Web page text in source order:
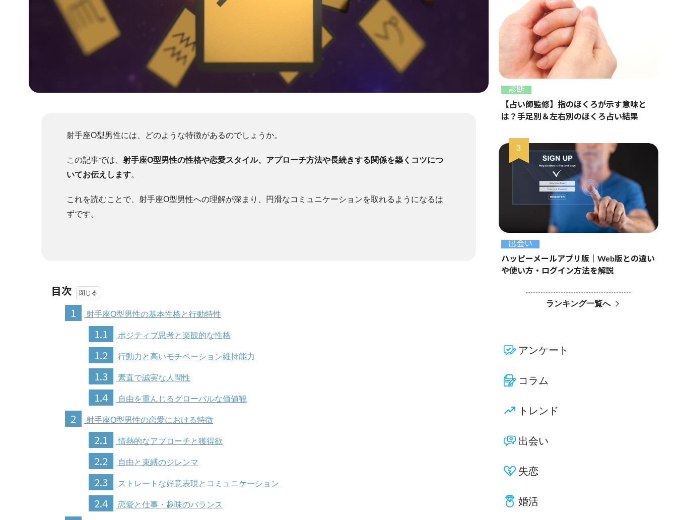
射手座O型男性には、どのような特徴があるのでしょうか。
この記事では、 射手座O型男性の性格や恋愛スタイル、アプローチ方法や長続きする関係を築くコツにつ
いてお伝えします。
これを読むことで、射手座O型男性への理解が深まり、円滑なコミュニケーションを取れるようになるは
ずです。
目次
1
射手座O型男性の基本性格と行動特性
1.1 ポジティブ思考と楽観的な性格
1.2 行動力と高いモチベーション維持能力
1.3 素直で誠実な人間性
1.4 自由を重んじるグローバルな価値観
2 射手座O型男性の恋愛における特徴
2.1 情熱的なアプローチと獲得欲
2.2 自由と束縛のジレンマ
2.3 ストレートな好意表現とコミュニケーション
2.4 恋愛と仕事・趣味のバランス
診断
【占い師監修】指のほくろが示す意味と
は？手足別＆左右別のほくろ占い結果
出会い
ハッピーメールアプリ版｜Web版との違い
や使い方・ログイン方法を解説
ランキング一覧へ
アンケート
コラム
トレンド
出会い
失恋
婚活